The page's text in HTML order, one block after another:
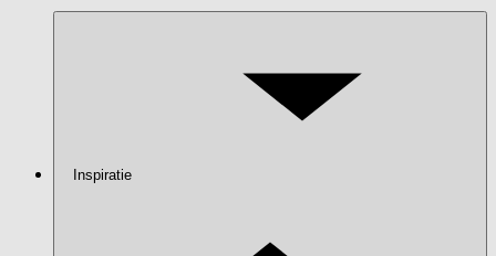
Inspiratie